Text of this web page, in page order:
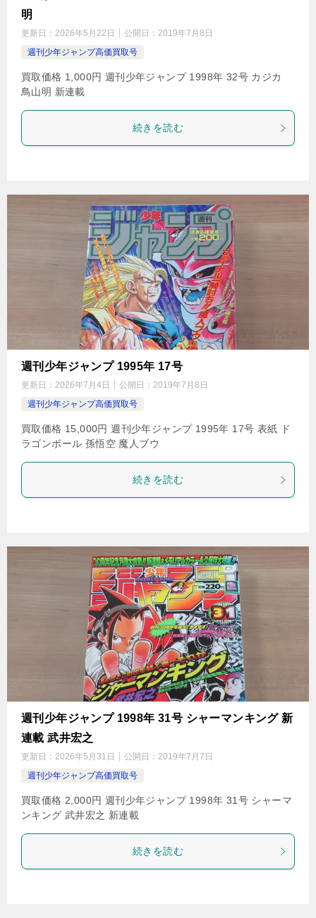
明
更新日： 2026年5月22日 公開日： 2019年7月8日
週刊少年ジャンプ高価買取号
買取価格 1,000円 週刊少年ジャンプ 1998年 32号 カジカ
鳥山明 新連載
続きを読む
週刊少年ジャンプ 1995年 17号
更新日： 2026年7月4日 公開日： 2019年7月8日
週刊少年ジャンプ高価買取号
買取価格 15,000円 週刊少年ジャンプ 1995年 17号 表紙 ド
ラゴンボール 孫悟空 魔人ブウ
続きを読む
週刊少年ジャンプ 1998年 31号 シャーマンキング 新
連載 武井宏之
更新日： 2026年5月31日 公開日： 2019年7月7日
週刊少年ジャンプ高価買取号
買取価格 2,000円 週刊少年ジャンプ 1998年 31号 シャーマ
ンキング 武井宏之 新連載
続きを読む